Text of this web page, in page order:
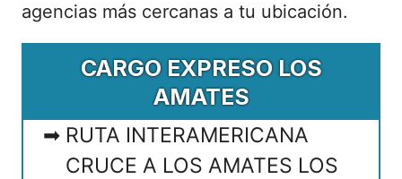
agencias más cercanas a tu ubicación.
CARGO EXPRESO LOS
AMATES
RUTA INTERAMERICANA
CRUCE A LOS AMATES LOS